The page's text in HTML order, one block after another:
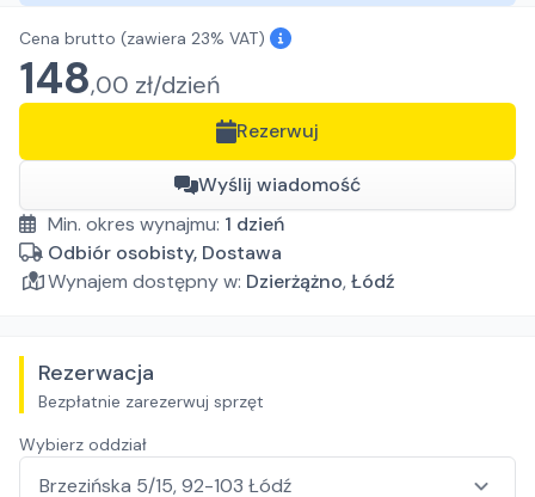
Cena brutto (zawiera 23% VAT)
148,00 zł/dzień
Rezerwuj
Wyślij wiadomość
Min. okres wynajmu: 1 dzień
Odbiór osobisty, Dostawa
Wynajem dostępny w: Dzierżążno,Łódź
Rezerwacja
Bezpłatnie zarezerwuj sprzęt
Wybierz oddział